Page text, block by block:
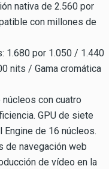
nativa de 2.560 por
con millones de
1.680 por 1.050 / 1.440
nits / Gama cromática
núcleos con cuatro
GPU de siete
Engine de 16 núcleos.
de navegación web
de vídeo en la